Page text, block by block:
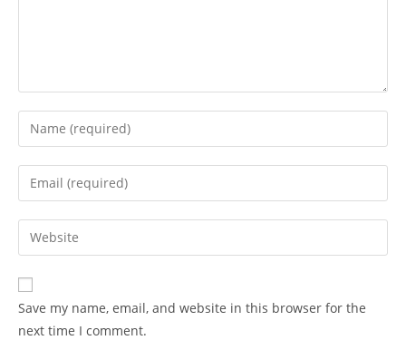
Enter
your
name
comment
Enter
your
email
address
comment
Enter
your
website
URL
(optional)
Save my name, email, and website in this browser for the
next time I comment.